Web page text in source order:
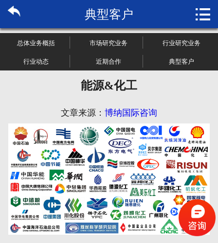
关于博纳
市场研究
行业报告
大数据
新闻资讯
加入我们
典型客户 
总体业务概括 市场研究业务 行业研究业务
行业动态 近期合作 典型客户
能源&化工
文章来源： 博纳国际咨询